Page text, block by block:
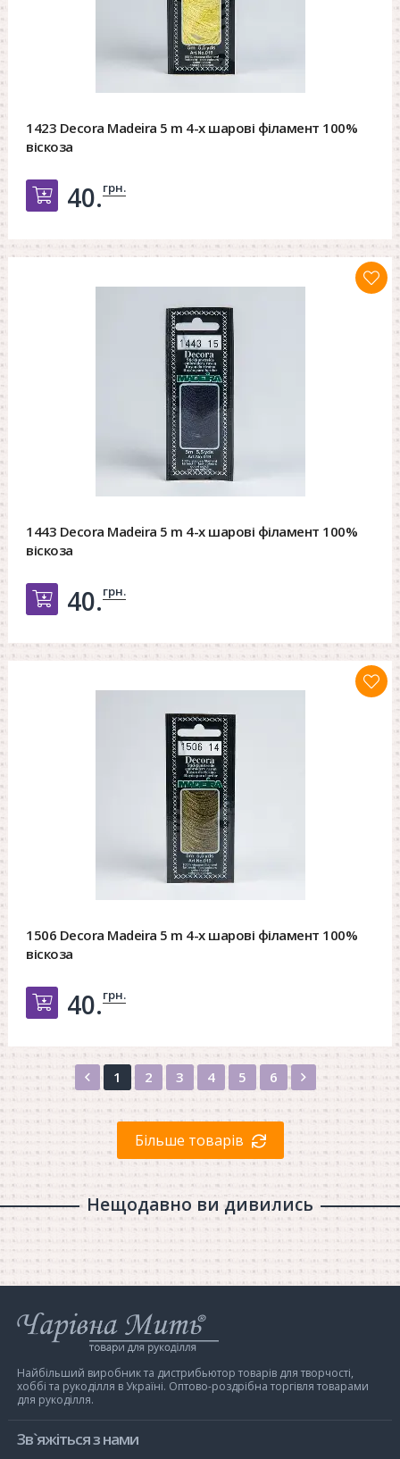
1423 Decora Madeira 5 m 4-х шарові філамент 100%
віскоза
Добавить в корзину
40.грн.
1443 Decora Madeira 5 m 4-х шарові філамент 100%
віскоза
Добавить в корзину
40.грн.
1506 Decora Madeira 5 m 4-х шарові філамент 100%
віскоза
Добавить в корзину
40.грн.
Назад
1 2 3 4 5 6 Вперед
Більше товарів
Нещодавно ви дивились
Інтернет-
магазин
Мить
Найбільший виробник та дистрибьютор товарів для творчості,
хоббі та рукоділля в Україні. Оптово-роздрібна торгівля товарами
для рукоділля.
Зв`яжіться з нами